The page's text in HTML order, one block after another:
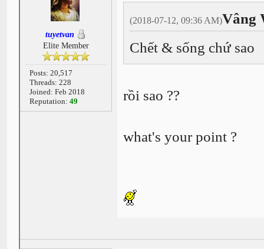
tuyetvan
Elite Member
Posts: 20,517
Threads: 228
Joined: Feb 2018
Reputation: 49
(2018-07-12, 09:36 AM)Vâng
Chết & sống chứ sao
rồi sao ??
what's your point ?